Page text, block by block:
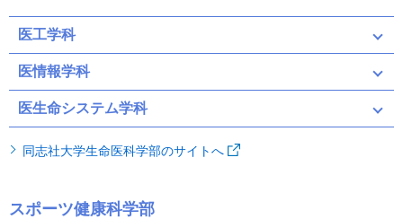
医工学科
医情報学科
医生命システム学科
同志社大学生命医科学部のサイトへ
スポーツ健康科学部